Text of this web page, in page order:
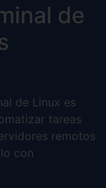
de
de Linux es
tareas
remotos
con